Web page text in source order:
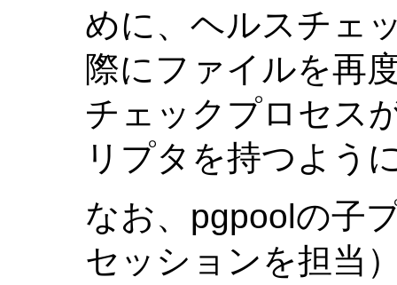
めに、ヘルスチェ
際にファイルを再
チェックプロセス
リプタを持つよう
なお、pgpoolの子
セッションを担当